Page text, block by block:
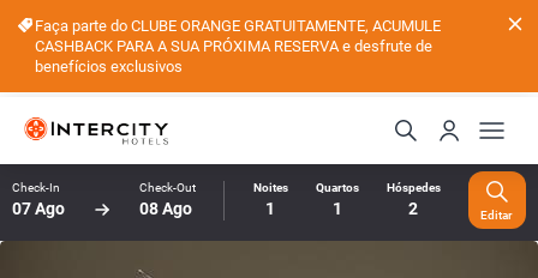
Faça parte do CLUBE ORANGE GRATUITAMENTE, ACUMULE
CASHBACK PARA A SUA PRÓXIMA RESERVA e desfrute de
benefícios exclusivos
Check-In
07 Ago
Check-Out
08 Ago
Noites
1
Quartos
1
Hóspedes
2 Editar